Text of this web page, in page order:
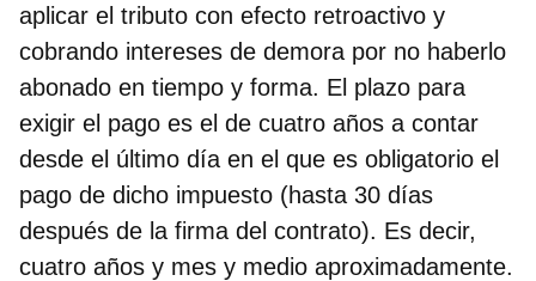
aplicar el tributo con efecto retroactivo y
cobrando intereses de demora por no haberlo
abonado en tiempo y forma. El plazo para
exigir el pago es el de cuatro años a contar
desde el último día en el que es obligatorio el
pago de dicho impuesto (hasta 30 días
después de la firma del contrato). Es decir,
cuatro años y mes y medio aproximadamente.